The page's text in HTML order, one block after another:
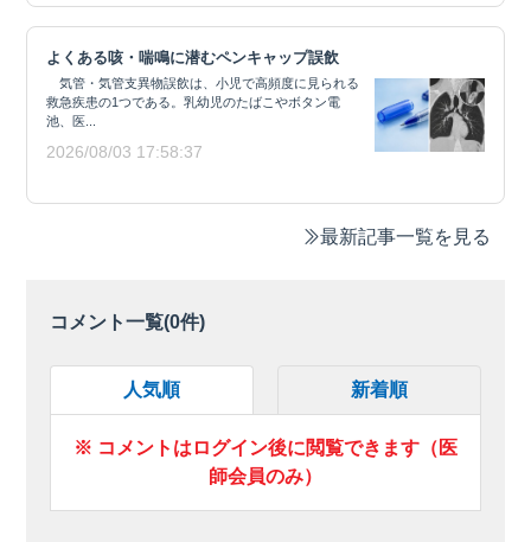
よくある咳・喘鳴に潜むペンキャップ誤飲
気管・気管支異物誤飲は、小児で高頻度に見られる
救急疾患の1つである。乳幼児のたばこやボタン電
池、医...
2026/08/03 17:58:37
最新記事一覧を見る
コメント一覧(0件)
人気順 新着順
※ コメントはログイン後に閲覧できます（医
師会員のみ）